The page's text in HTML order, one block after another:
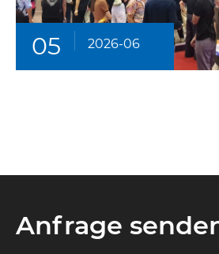
05 2026-06
Anfrage